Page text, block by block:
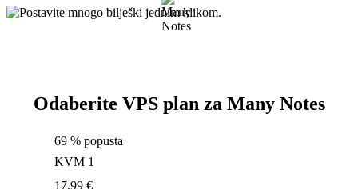
Odaberite VPS plan za Many Notes
69 % popusta
KVM 1
17,99 €